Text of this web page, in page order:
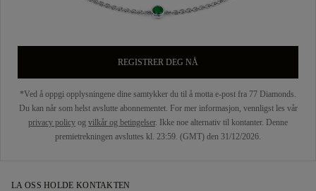
REGISTRER DEG NÅ
*Ved å oppgi opplysningene dine samtykker du til å motta e-post fra 77 Diamonds.
Du kan når som helst avslutte abonnementet. For mer informasjon, vennligst les vår
privacy policy og vilkår og betingelser. Ikke noe alternativ til kontanter. Denne
premietrekningen avsluttes kl. 23:59. (GMT) den 31/12/2026.
LA OSS HOLDE KONTAKTEN